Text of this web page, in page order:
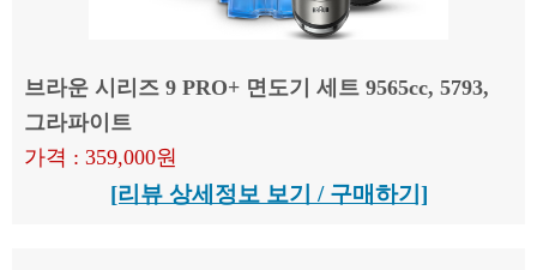
브라운 시리즈 9 PRO+ 면도기 세트 9565cc, 5793,
그라파이트
가격 : 359,000원
[리뷰 상세정보 보기 / 구매하기]